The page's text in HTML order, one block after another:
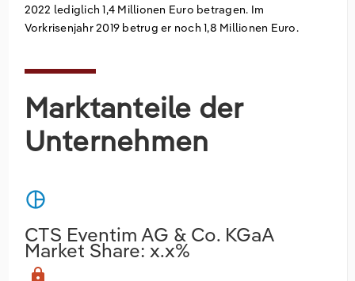
2022 lediglich 1,4 Millionen Euro betragen. Im
Vorkrisenjahr 2019 betrug er noch 1,8 Millionen Euro.
Marktanteile der
Unternehmen
pie_chart
CTS Eventim AG & Co. KGaA
Market Share: x.x%
lock